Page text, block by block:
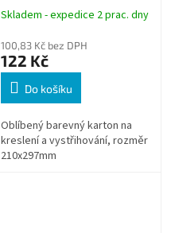
Skladem - expedice 2 prac. dny
100,83 Kč bez DPH
122 Kč
Do košíku
Oblíbený barevný karton na
kreslení a vystřihování, rozměr
210x297mm